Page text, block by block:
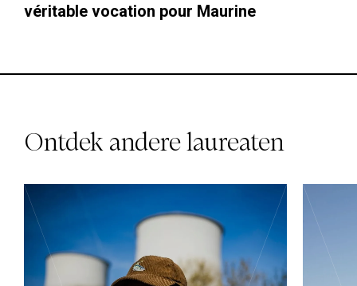
véritable vocation pour Maurine
Ontdek andere laureaten